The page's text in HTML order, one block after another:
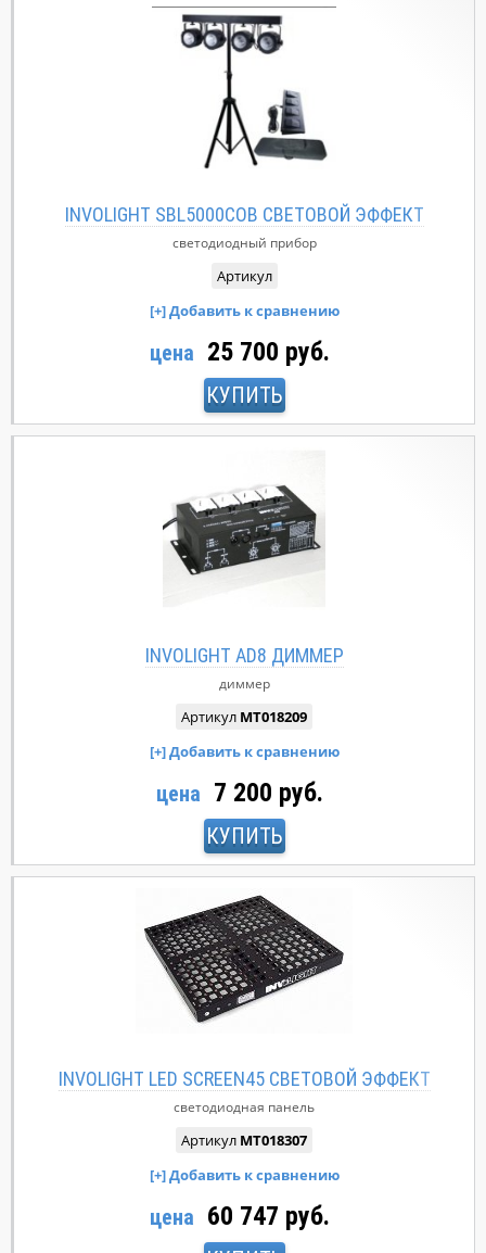
INVOLIGHT SBL5000COB СВЕТОВОЙ ЭФФЕКТ
светодиодный прибор
Артикул
цена 25 700 руб.
КУПИТЬ
INVOLIGHT AD8 ДИММЕР
диммер
Артикул MT018209
цена 7 200 руб.
КУПИТЬ
INVOLIGHT LED SCREEN45 СВЕТОВОЙ ЭФФЕКТ
светодиодная панель
Артикул MT018307
цена 60 747 руб.